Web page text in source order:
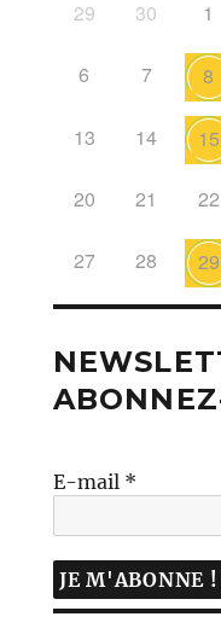
29
30 1
6 7 8
13 14 15
20 21 22
27 28 29
E-mail *